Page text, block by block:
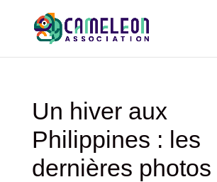
Un hiver aux
Philippines : les
dernières photos